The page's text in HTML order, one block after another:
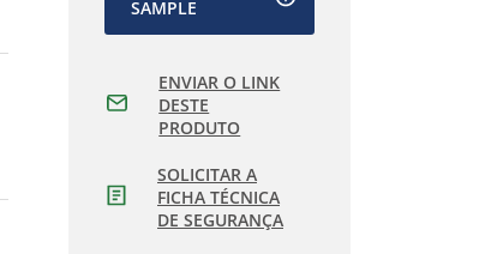
SAMPLE
ENVIAR O LINK
DESTE
PRODUTO
SOLICITAR A
FICHA TÉCNICA
DE SEGURANÇA